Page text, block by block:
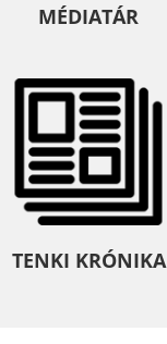
MÉDIATÁR
TENKI KRÓNIKA